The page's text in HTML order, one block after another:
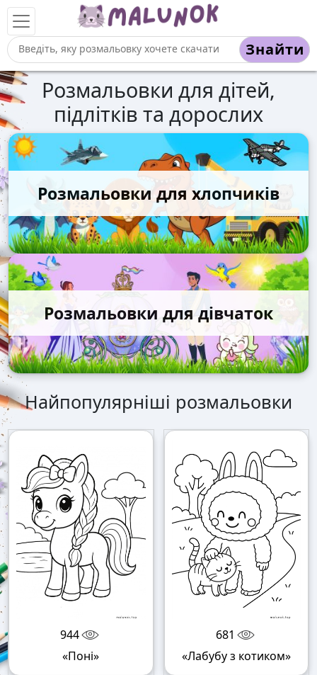
Знайти
Розмальовки для дітей,
підлітків та дорослих
Розмальовки для хлопчиків
Розмальовки для дівчаток
Найпопулярніші розмальовки
944
«Поні»
681
«Лабубу з котиком»